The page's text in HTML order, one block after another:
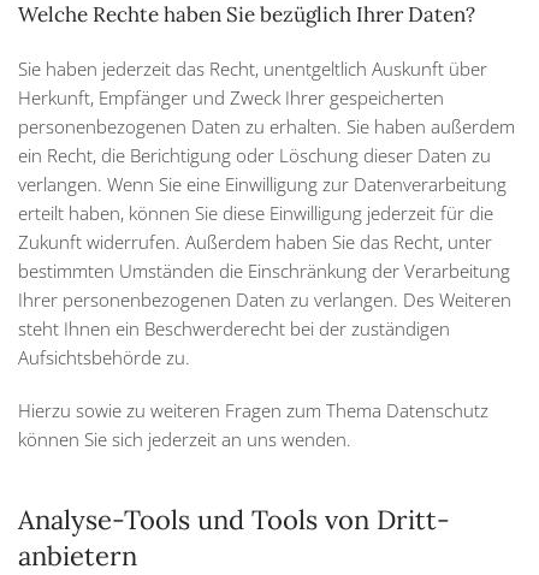
Welche Rechte haben Sie bezüglich Ihrer Daten?
Sie haben jederzeit das Recht, unentgeltlich Auskunft über
Herkunft, Empfänger und Zweck Ihrer gespeicherten
personenbezogenen Daten zu erhalten. Sie haben außerdem
ein Recht, die Berichtigung oder Löschung dieser Daten zu
verlangen. Wenn Sie eine Einwilligung zur Datenverarbeitung
erteilt haben, können Sie diese Einwilligung jederzeit für die
Zukunft widerrufen. Außerdem haben Sie das Recht, unter
bestimmten Umständen die Einschränkung der Verarbeitung
Ihrer personenbezogenen Daten zu verlangen. Des Weiteren
steht Ihnen ein Beschwerderecht bei der zuständigen
Aufsichtsbehörde zu.
Hierzu sowie zu weiteren Fragen zum Thema Datenschutz
können Sie sich jederzeit an uns wenden.
Analyse-Tools und Tools von Dritt­
anbietern